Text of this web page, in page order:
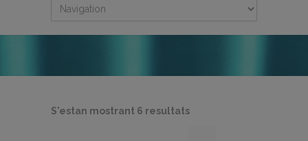
S'estan mostrant 6 resultatsOrdenat